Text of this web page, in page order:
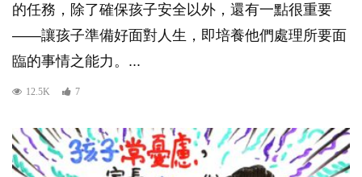
的任務，除了確保孩子安全以外，還有一點很重要
——讓孩子準備好面對人生，即培養他們處理所要面
臨的事情之能力。...
12.5K 7